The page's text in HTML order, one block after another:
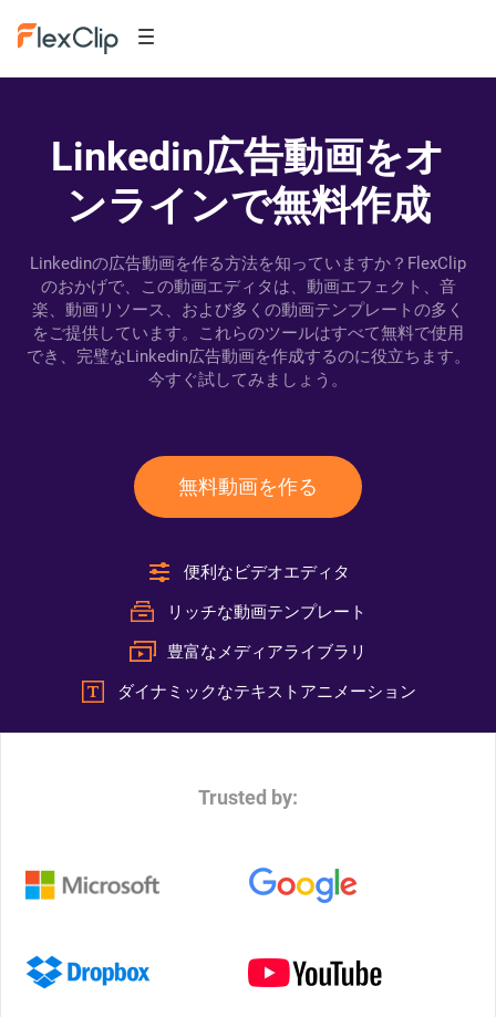
Linkedin広告動画をオ
ンラインで無料作成
Linkedinの広告動画を作る方法を知っていますか？FlexClip
のおかげで、この動画エディタは、動画エフェクト、音
楽、動画リソース、および多くの動画テンプレートの多く
をご提供しています。これらのツールはすべて無料で使用
でき、完璧なLinkedin広告動画を作成するのに役立ちます。
今すぐ試してみましょう。
無料動画を作る
便利なビデオエディタ
リッチな動画テンプレート
豊富なメディアライブラリ
ダイナミックなテキストアニメーション
Trusted by: